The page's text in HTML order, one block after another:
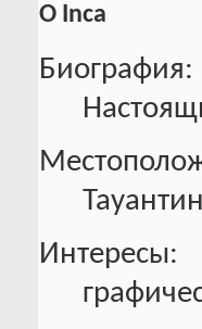
О Inca
Биография:
Интересы: